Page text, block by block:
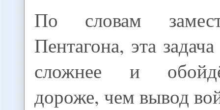
По словам
Пентагона, эта
сложнее и
дороже, чем вывод